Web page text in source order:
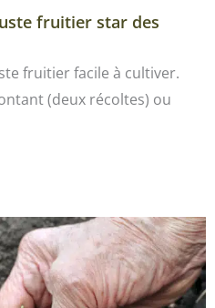
fruitier star des
fruitier facile à cultiver.
(deux récoltes) ou